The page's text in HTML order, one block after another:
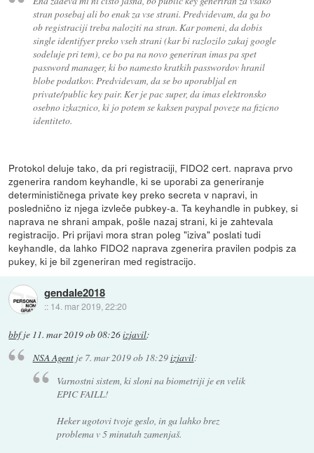
stran posebaj ali bo enak za vse strani. Predvidevam, da ga bo
ob registraciji treba naloziti na stran. Kar pomeni, da dobis
single identifyer preko vseh strani (kar bi razlozilo zakaj google
sodeluje pri tem), ce bo pa na novo generiran imas pa spet
password manager, ki bo namesto kratkih passwordov hranil
blobe podatkov. Predvidevam, da se bo uporabljal en
private/public key pair. Ker je pac super, da imas elektronsko
osebno izkaznico, ki jo potem se kaksen paypal poveze na fizicno
identiteto.
Protokol deluje tako, da pri registraciji, FIDO2 cert. naprava prvo
zgenerira random keyhandle, ki se uporabi za generiranje
determinističnega private key preko secreta v napravi, in
poslednično iz njega izvleče pubkey-a. Ta keyhandle in pubkey, si
naprava ne shrani ampak, pošle nazaj strani, ki je zahtevala
registracijo. Pri prijavi mora stran poleg "iziva" poslati tudi
keyhandle, da lahko FIDO2 naprava zgenerira pravilen podpis za
pukey, ki je bil zgeneriran med registracijo.
gendale2018
:: 14. mar 2019, 22:20
bbfje 11. mar 2019 ob 08:26izjavil:
NSA Agentje 7. mar 2019 ob 18:29izjavil:
Varnostni sistem, ki sloni na biometriji je en velik
EPIC FAILL!
Heker ugotovi tvoje geslo, in ga lahko brez
problema v 5 minutah zamenjaš.